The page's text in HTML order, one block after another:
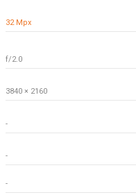
32 Mpx
f/2.0
3840 × 2160
-
-
-